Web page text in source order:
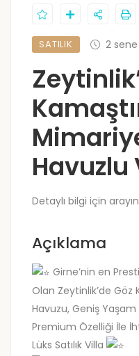
SATILIK 2
Havuzlu
Detaylı bilgi için
Açıklama
Girne’nin en
Olan Zeytinlik’de Göz
Havuzu, Geniş Yaşam
Premium Özelliği İle
Lüks Satılık Villa